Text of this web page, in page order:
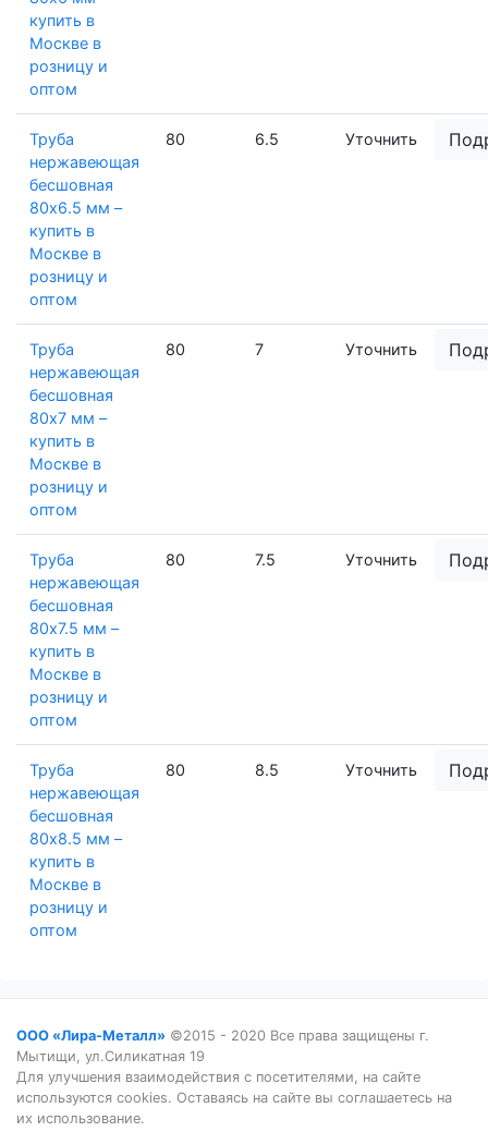
купить в
Москве в
розницу и
оптом
Труба
нержавеющая
бесшовная
80х6.5 мм –
купить в
Москве в
розницу и
оптом
80 6.5 Уточнить
Труба
нержавеющая
бесшовная
80х7 мм –
купить в
Москве в
розницу и
оптом
80 7 Уточнить
Труба
нержавеющая
бесшовная
80х7.5 мм –
купить в
Москве в
розницу и
оптом
80 7.5 Уточнить
Труба
нержавеющая
бесшовная
80х8.5 мм –
купить в
Москве в
розницу и
оптом
80 8.5 Уточнить
ООО «Лира-Металл» ©2015 - 2020 Все права защищены г.
Мытищи, ул.Силикатная 19
Для улучшения взаимодействия с посетителями, на сайте
используются cookies. Оставаясь на сайте вы соглашаетесь на
их использование.